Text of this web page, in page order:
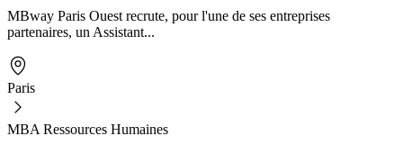
MBway Paris Ouest recrute, pour l'une de ses entreprises
partenaires, un Assistant...
Paris
MBA Ressources Humaines